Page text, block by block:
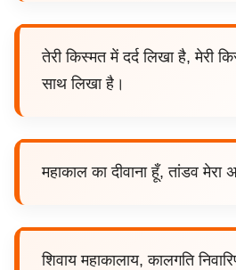
तेरी किस्मत में दर्द लिखा है, मेरी
साथ लिखा है।
महाकाल का दीवाना हूँ, तांडव मेरा
शिवाय महाकालाय, कालगति